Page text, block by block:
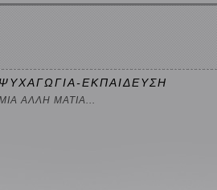
ΕΚΠΑΙΔΕΥΣΗ
ΑΛΛΗ ΜΑΤΙΑ...